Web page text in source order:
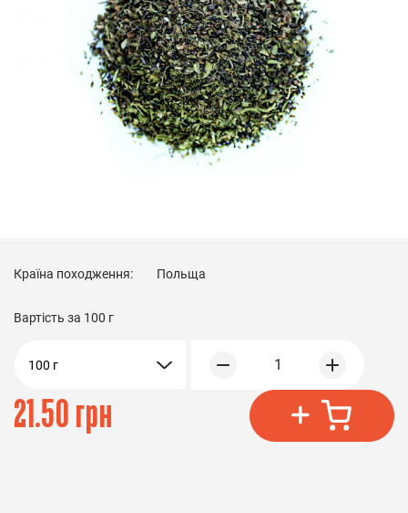
Країна походження: Польща
Вартість за 100 г
100 г 1
21.50 грн